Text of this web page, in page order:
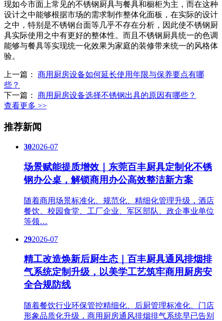
现如今市面上常见的不锈钢厨具与餐具和橱柜为主，而在这种
设计之中能够根据市场的需求制作整体化面板，在实际的设计
之中，特别是不锈钢台面等几乎不存在分析，因此使不锈钢厨
具实际使用之中有更好的整体性。而且不锈钢厨具统一的色调
能够与餐具等实现统一化效果为家庭的装修带来统一的风格体
验。
上一篇： 商用厨房设备如何延长使用年限与保养要点有哪
些？
下一篇： 商用厨房设备选择不锈钢出具的原因有哪些？
查看更多 >>
推荐新闻
302026-07
场景赋能提质增效｜东莞百丰厨具定制化不锈
钢办公桌，解锁商用办公高效整洁新方案
随着商用场景标准化、规范化、精细化管理升级，酒店
餐饮、校园食堂、工厂企业、军区部队、政企事业单位
等领…
292026-07
精工改造焕新后厨生态｜百丰厨具通风排烟排
气系统定制升级，以美学工艺筑牢商用厨房安
全合规防线
随着餐饮行业环保管控精细化、后厨管理标准化、门店
形象品质化升级，商用厨房通风排烟排气系统早已告别